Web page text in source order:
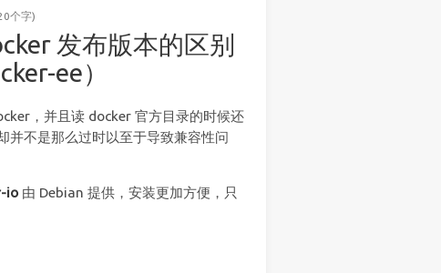
个字)
发布版本的区别
ee）
，并且读 docker 官方目录的时候还
并不是那么过时以至于导致兼容性问
io由 Debian 提供，安装更加方便，只